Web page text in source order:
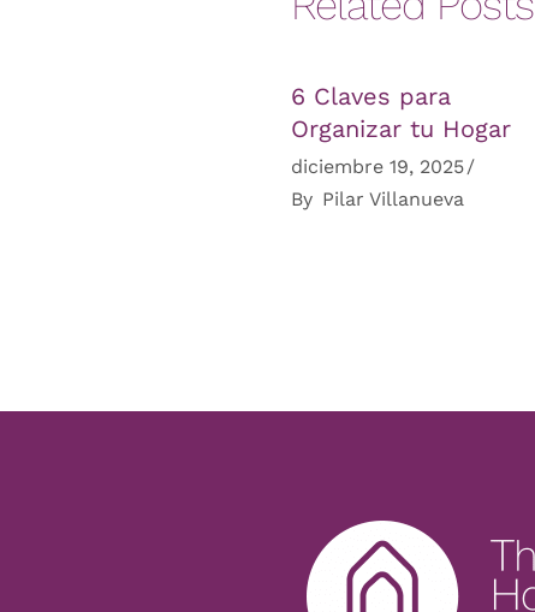
6 Claves para
Organizar tu Hogar
diciembre 19, 2025
By Pilar Villanueva